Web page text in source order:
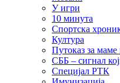
У игри
10 минута
Спортска
Култура
Путоказ за маме
СББ – сигнал
Специјал РТК